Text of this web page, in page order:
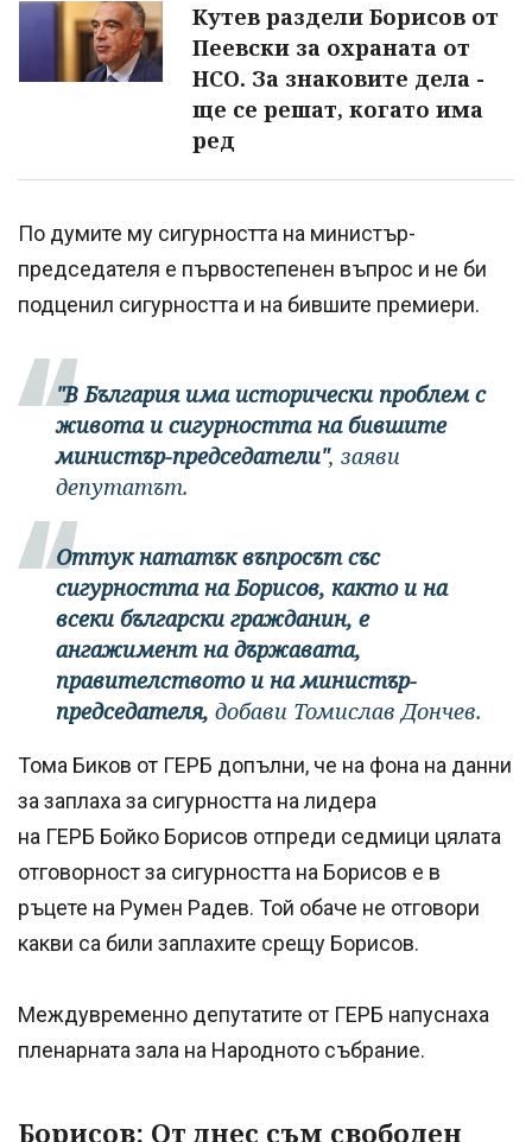
Кутев раздели Борисов от
Пеевски за охраната от
НСО. За знаковите дела -
ще се решат, когато има
ред
По думите му сигурността на министър-
председателя е първостепенен въпрос и не би
подценил сигурността и на бившите премиери.
"В България има исторически проблем с
живота и сигурността на бившите
министър-председатели", заяви
депутатът.
Оттук нататък въпросът със
сигурността на Борисов, както и на
всеки български гражданин, е
ангажимент на държавата,
правителството и на министър-
председателя, добави Томислав Дончев.
Тома Биков от ГЕРБ допълни, че на фона на данни
за заплаха за сигурността на лидера
на ГЕРБ Бойко Борисов отпреди седмици цялата
отговорност за сигурността на Борисов е в
ръцете на Румен Радев. Той обаче не отговори
какви са били заплахите срещу Борисов.
Междувременно депутатите от ГЕРБ напуснаха
пленарната зала на Народното събрание.
Борисов: От днес съм свободен